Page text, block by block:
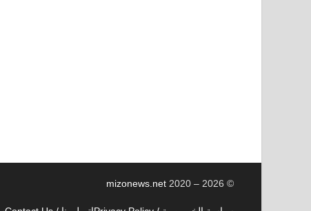
©
mizonews.net 2020 – 2026